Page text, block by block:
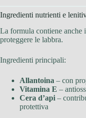
Ingredienti nutrienti e
La formula contiene anche
proteggere le labbra.
Ingredienti principali:
Allantoina – con
Vitamina E –
Cera d’api –
protettiva